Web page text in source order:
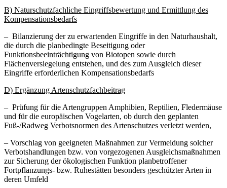
B) Naturschutzfachliche Eingriffsbewertung und Ermittlung des
Kompensationsbedarfs
– Bilanzierung der zu erwartenden Eingriffe in den Naturhaushalt,
die durch die planbedingte Beseitigung oder
Funktionsbeeinträchtigung von Biotopen sowie durch
Flächenversiegelung entstehen, und des zum Ausgleich dieser
Eingriffe erforderlichen Kompensationsbedarfs
D) Ergänzung Artenschutzfachbeitrag
– Prüfung für die Artengruppen Amphibien, Reptilien, Fledermäuse
und für die europäischen Vogelarten, ob durch den geplanten
Fuß-/Radweg Verbotsnormen des Artenschutzes verletzt werden,
– Vorschlag von geeigneten Maßnahmen zur Vermeidung solcher
Verbotshandlungen bzw. von vorgezogenen Ausgleichsmaßnahmen
zur Sicherung der ökologischen Funktion planbetroffener
Fortpflanzungs- bzw. Ruhestätten besonders geschützter Arten in
deren Umfeld